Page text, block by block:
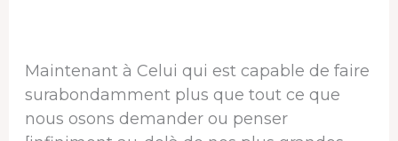
Maintenant à Celui qui est capable de faire
surabondamment plus que tout ce que
nous osons demander ou penser